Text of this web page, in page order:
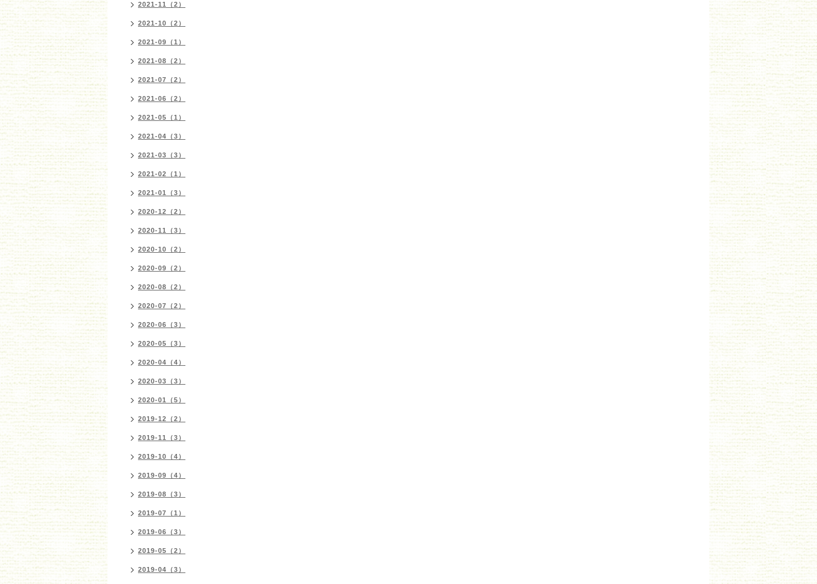
2021-11（2）
2021-10（2）
2021-09（1）
2021-08（2）
2021-07（2）
2021-06（2）
2021-05（1）
2021-04（3）
2021-03（3）
2021-02（1）
2021-01（3）
2020-12（2）
2020-11（3）
2020-10（2）
2020-09（2）
2020-08（2）
2020-07（2）
2020-06（3）
2020-05（3）
2020-04（4）
2020-03（3）
2020-01（5）
2019-12（2）
2019-11（3）
2019-10（4）
2019-09（4）
2019-08（3）
2019-07（1）
2019-06（3）
2019-05（2）
2019-04（3）